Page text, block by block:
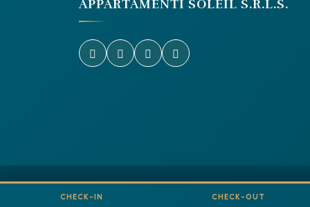
APPARTAMENTI SOLEIL S.R.L.S.
© 2026 Appartamenti Soleil s.r.l.s.P.IVA: 01547360295
CHECK-IN CHECK-OUT